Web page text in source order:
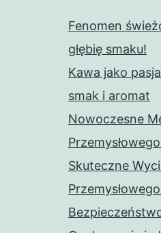
Fenomen
głębię smaku!
Kawa jako
smak i aromat
Nowoczesne
Skuteczne